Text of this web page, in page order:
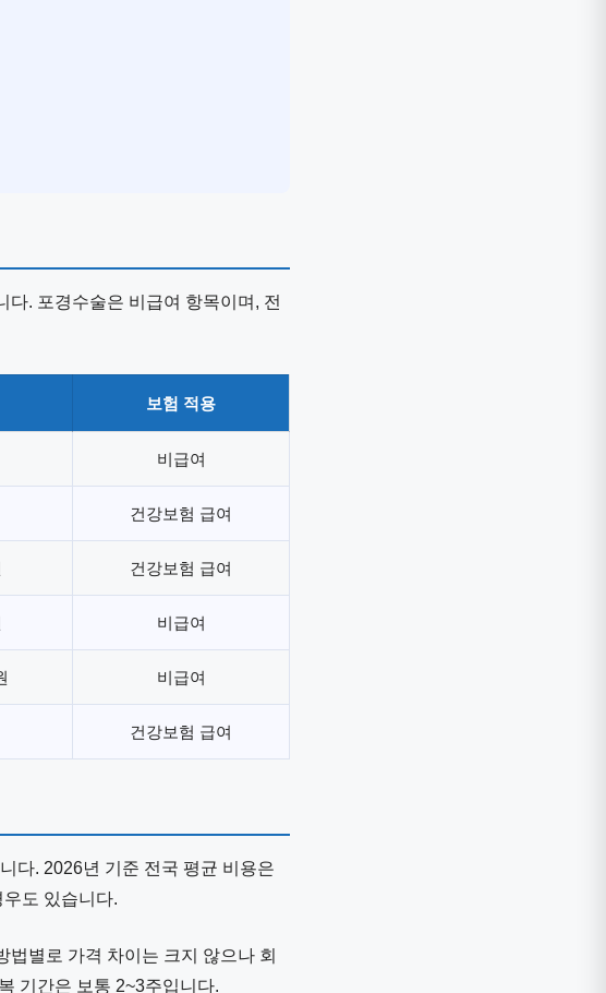
. 포경수술은 비급여 항목이며, 전
보험 적용
비급여
건강보험 급여
건강보험 급여
비급여
비급여
건강보험 급여
다. 2026년 기준 전국 평균 비용은
도 있습니다.
별로 가격 차이는 크지 않으나 회
기간은 보통 2~3주입니다.